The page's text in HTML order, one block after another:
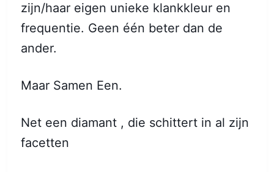
zijn/haar eigen unieke klankkleur en
frequentie. Geen één beter dan de
ander.
Maar Samen Een.
Net een diamant , die schittert in al zijn
facetten